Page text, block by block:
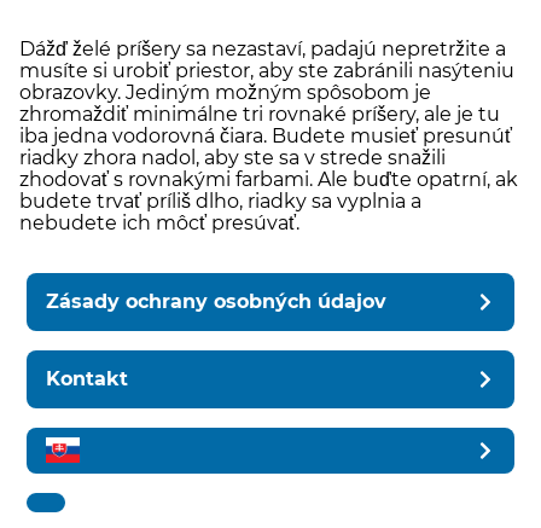
Dážď želé príšery sa nezastaví, padajú nepretržite a
musíte si urobiť priestor, aby ste zabránili nasýteniu
obrazovky. Jediným možným spôsobom je
zhromaždiť minimálne tri rovnaké príšery, ale je tu
iba jedna vodorovná čiara. Budete musieť presunúť
riadky zhora nadol, aby ste sa v strede snažili
zhodovať s rovnakými farbami. Ale buďte opatrní, ak
budete trvať príliš dlho, riadky sa vyplnia a
nebudete ich môcť presúvať.
Zásady ochrany osobných údajov
Kontakt